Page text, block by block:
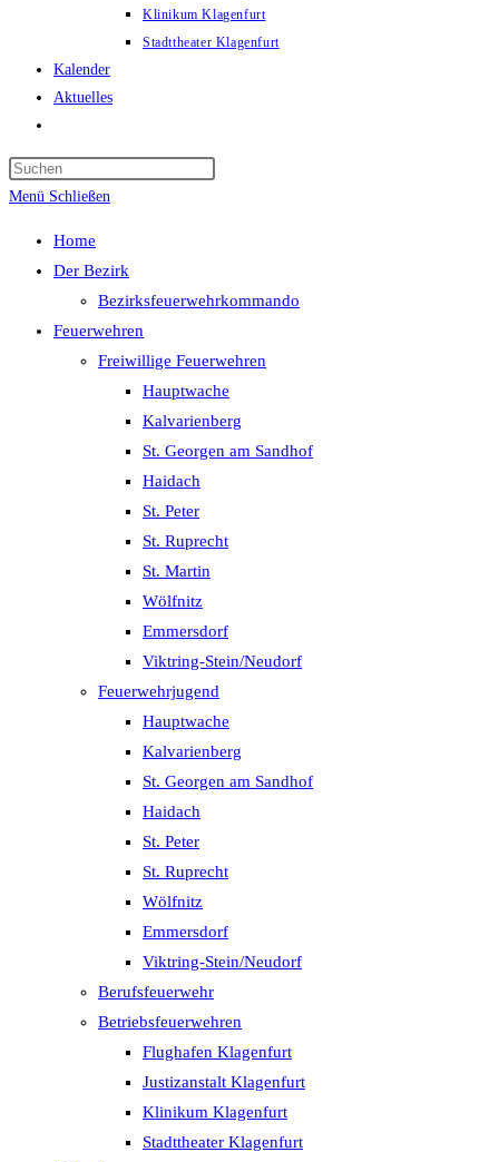
Klinikum Klagenfurt
Stadttheater Klagenfurt
Kalender
Aktuelles
umschalten
search
Menü Schließen
Home
Der Bezirk
Bezirksfeuerwehrkommando
Feuerwehren
Freiwillige Feuerwehren
Hauptwache
Kalvarienberg
St. Georgen am Sandhof
Haidach
St. Peter
St. Ruprecht
St. Martin
Wölfnitz
Emmersdorf
Viktring-Stein/Neudorf
Feuerwehrjugend
Hauptwache
Kalvarienberg
St. Georgen am Sandhof
Haidach
St. Peter
St. Ruprecht
Wölfnitz
Emmersdorf
Viktring-Stein/Neudorf
Berufsfeuerwehr
Betriebsfeuerwehren
Flughafen Klagenfurt
Justizanstalt Klagenfurt
Klinikum Klagenfurt
Stadttheater Klagenfurt